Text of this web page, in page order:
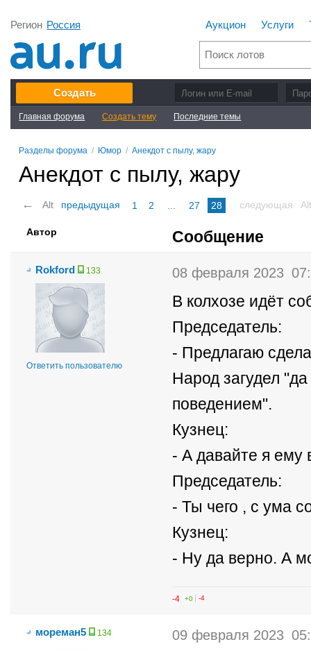
Регион Россия Аукцион Услуги
Создать
Главная форума Создать тему Последние темы
Разделы форума / Юмор / Анекдот с пылу, жару
Анекдот с пылу, жару
1 2 27 28
← Alt предыдущая следующая
Автор Сообщение
Rokford 133
Ответить пользователю
08 февраля 2023
В колхозе идёт
Председатель:
- Предлагаю
Народ загудел
поведением".
Кузнец:
- А давайте я ему
Председатель:
- Ты чего , с ума
Кузнец:
- Ну да верно. А
-4 +0 -4
мореман5 134 09 февраля 2023